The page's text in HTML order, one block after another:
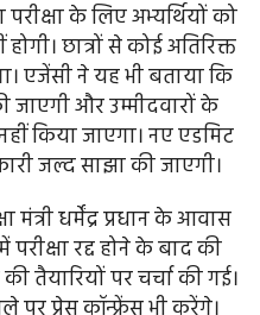
के लिए अभ्यर्थियों को
छात्रों से कोई अतिरिक्त
एजेंसी ने यह भी बताया कि
और उम्मीदवारों के
किया जाएगा। नए एडमिट
जल्द साझा की जाएगी।
मंत्री धर्मेंद्र प्रधान के आवास
रद्द होने के बाद की
तैयारियों पर चर्चा की गई।